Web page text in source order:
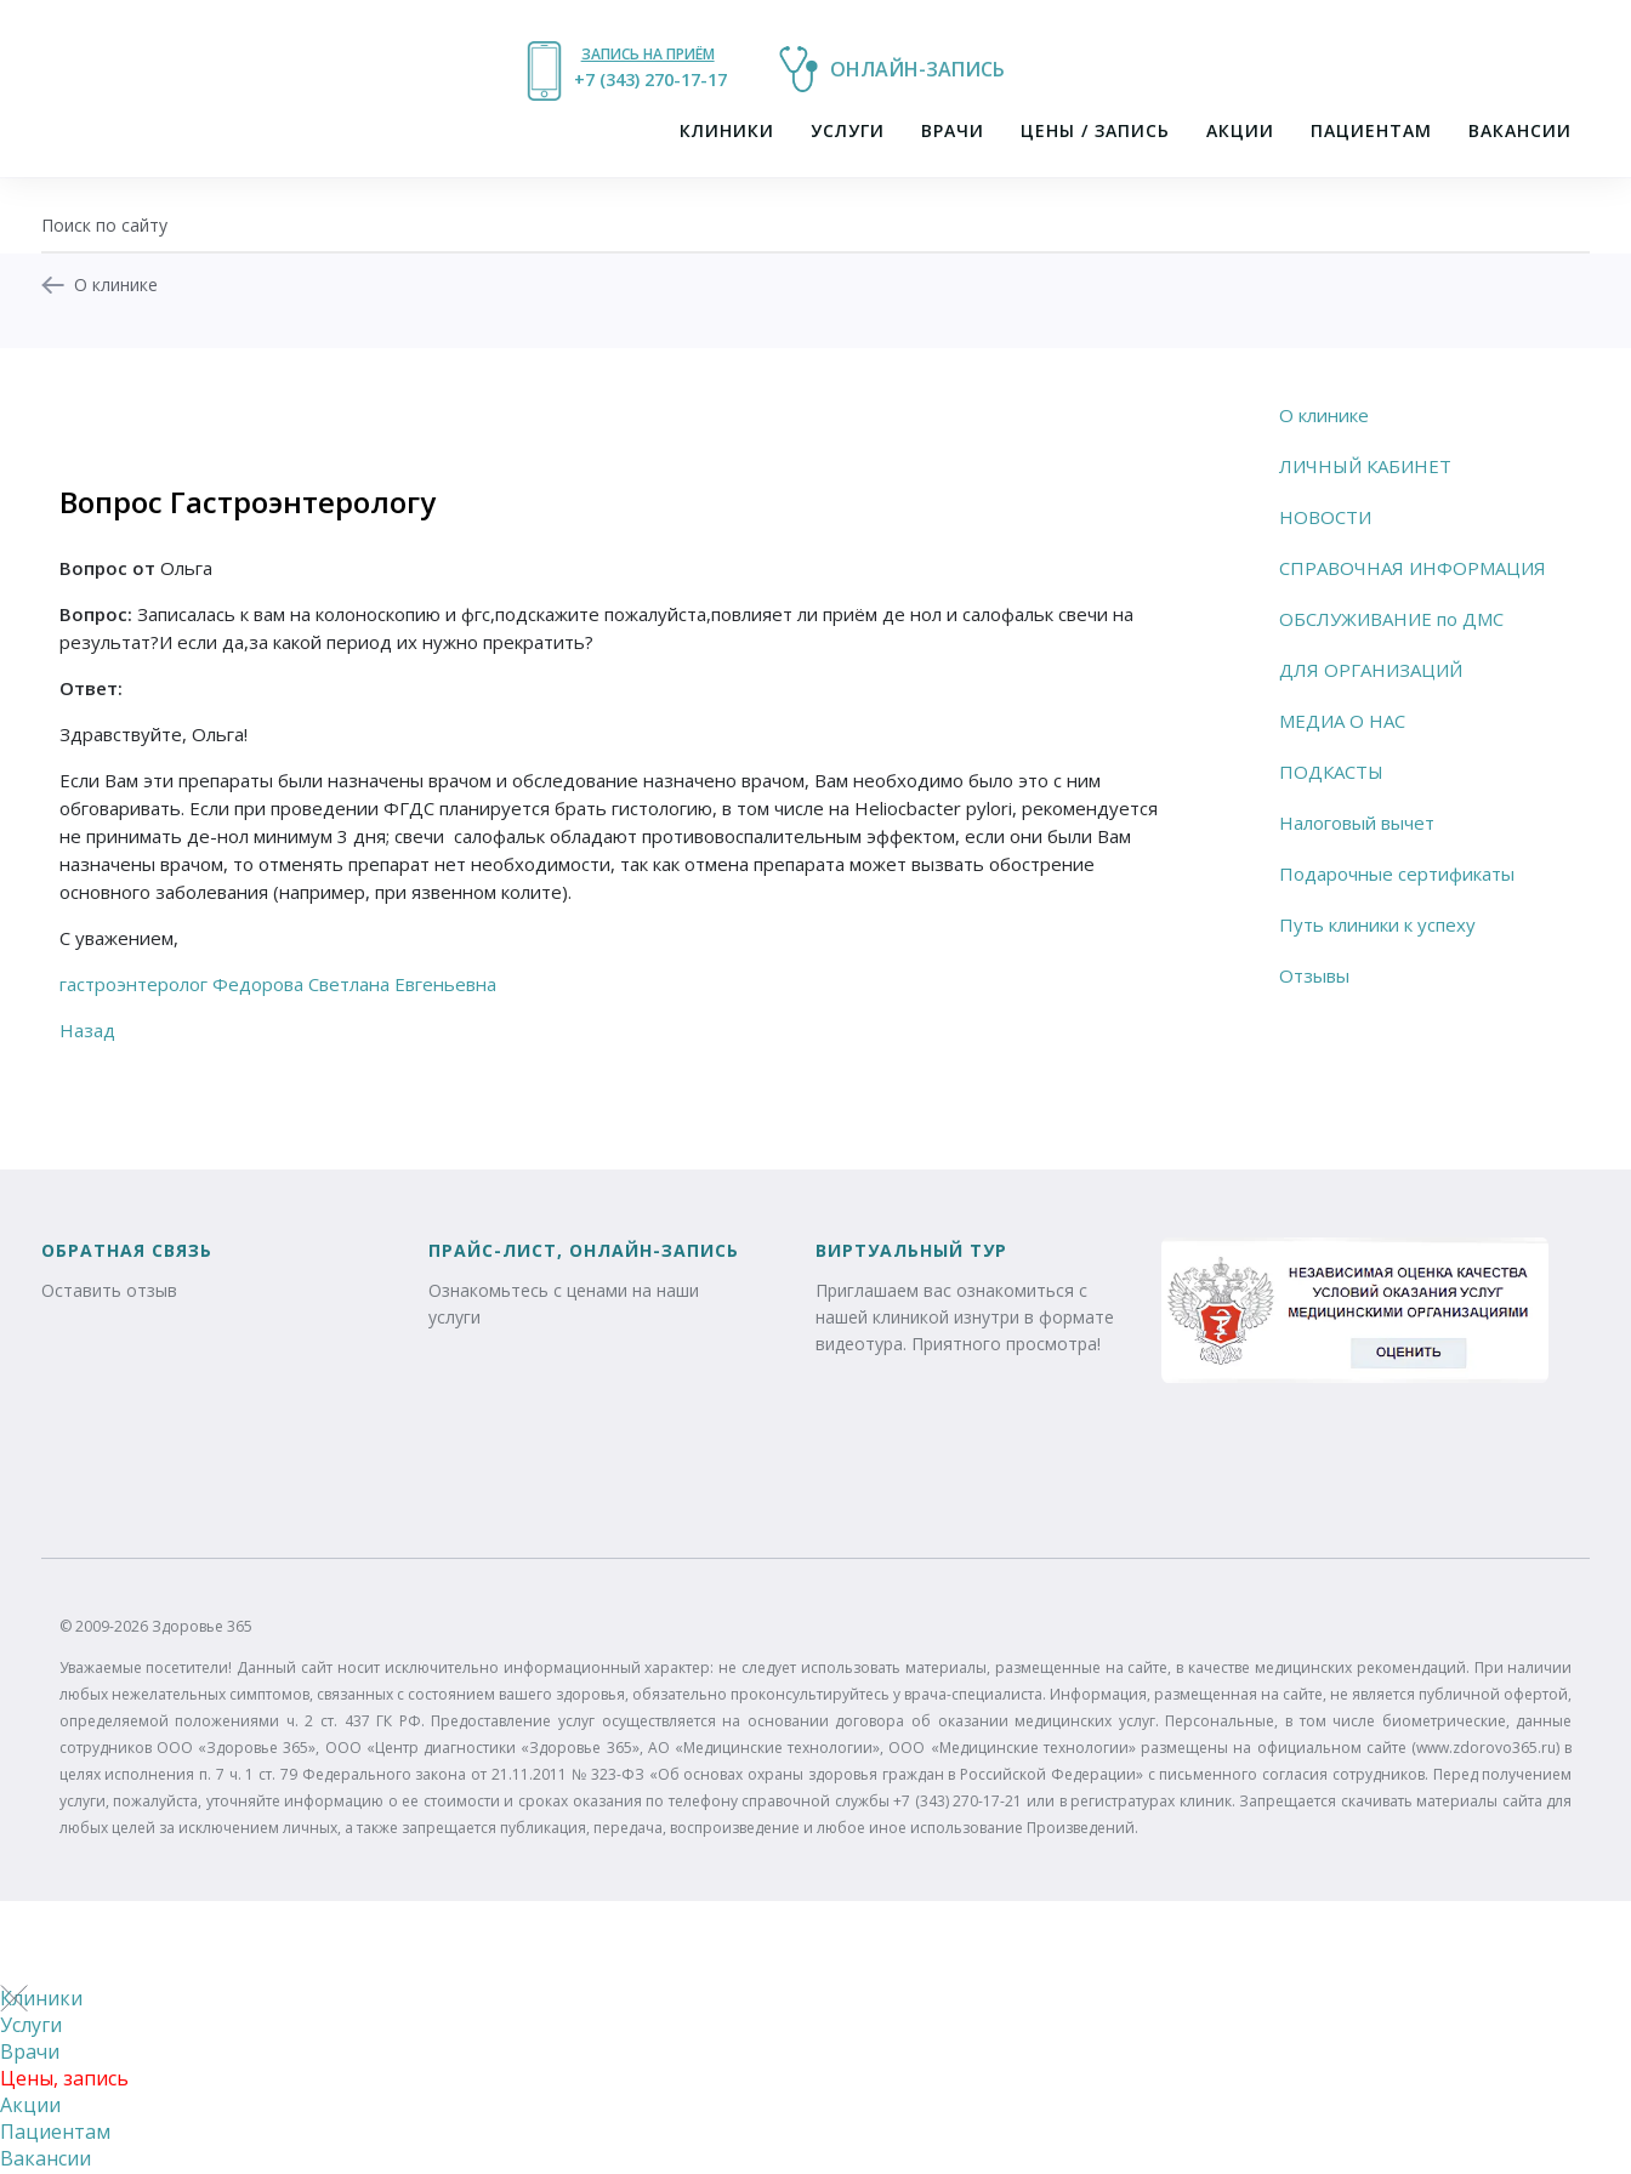
ЗАПИСЬ НА ПРИЁМ
+7 (343) 270-17-21
+7 (343) 270-17-17 ОНЛАЙН-ЗАПИСЬ
КЛИНИКИ УСЛУГИ ВРАЧИ ЦЕНЫ / ЗАПИСЬ АКЦИИ ПАЦИЕНТАМ ВАКАНСИИ
О клинике
Вопрос Гастроэнтерологу
Вопрос от Ольга
Вопрос: Записалась к вам на колоноскопию и фгс,подскажите пожалуйста,повлияет ли приём де нол и салофальк свечи на
результат?И если да,за какой период их нужно прекратить?
Ответ:
Здравствуйте, Ольга!
Если Вам эти препараты были назначены врачом и обследование назначено врачом, Вам необходимо было это с ним
обговаривать. Если при проведении ФГДС планируется брать гистологию, в том числе на Heliocbacter pylori, рекомендуется
не принимать де-нол минимум 3 дня; свечи салофальк обладают противовоспалительным эффектом, если они были Вам
назначены врачом, то отменять препарат нет необходимости, так как отмена препарата может вызвать обострение
основного заболевания (например, при язвенном колите).
С уважением,
гастроэнтеролог Федорова Светлана Евгеньевна
Назад
О клинике
ЛИЧНЫЙ КАБИНЕТ
НОВОСТИ
СПРАВОЧНАЯ ИНФОРМАЦИЯ
ОБСЛУЖИВАНИЕ по ДМС
ДЛЯ ОРГАНИЗАЦИЙ
МЕДИА О НАС
ПОДКАСТЫ
Налоговый вычет
Подарочные сертификаты
Путь клиники к успеху
Отзывы
ОБРАТНАЯ СВЯЗЬ
Оставить отзыв
ПРАЙС-ЛИСТ, ОНЛАЙН-ЗАПИСЬ
Ознакомьтесь с ценами на наши
услуги
ВИРТУАЛЬНЫЙ ТУР
Приглашаем вас ознакомиться с
нашей клиникой изнутри в формате
видеотура. Приятного просмотра!
© 2009-2026 Здоровье 365
Уважаемые посетители! Данный сайт носит исключительно информационный характер: не следует использовать материалы, размещенные на сайте, в качестве медицинских рекомендаций. При наличии
любых нежелательных симптомов, связанных с состоянием вашего здоровья, обязательно проконсультируйтесь у врача-специалиста. Информация, размещенная на сайте, не является публичной офертой,
определяемой положениями ч. 2 ст. 437 ГК РФ. Предоставление услуг осуществляется на основании договора об оказании медицинских услуг. Персональные, в том числе биометрические, данные
сотрудников ООО «Здоровье 365», ООО «Центр диагностики «Здоровье 365», АО «Медицинские технологии», ООО «Медицинские технологии» размещены на официальном сайте (www.zdorovo365.ru) в
целях исполнения п. 7 ч. 1 ст. 79 Федерального закона от 21.11.2011 № 323-ФЗ «Об основах охраны здоровья граждан в Российской Федерации» с письменного согласия сотрудников. Перед получением
услуги, пожалуйста, уточняйте информацию о ее стоимости и сроках оказания по телефону справочной службы +7 (343) 270-17-21 или в регистратурах клиник. Запрещается скачивать материалы сайта для
любых целей за исключением личных, а также запрещается публикация, передача, воспроизведение и любое иное использование Произведений.
Клиники
Услуги
Врачи
Цены, запись
Акции
Пациентам
Вакансии
+7 (343) 270-17-21